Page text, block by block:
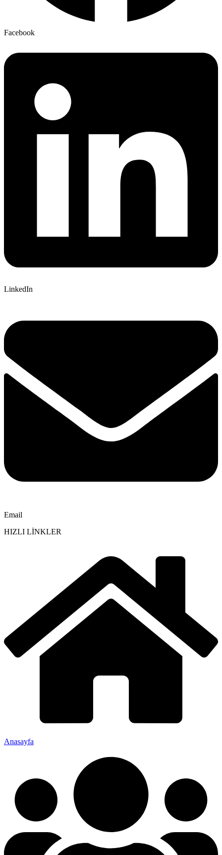
Facebook
LinkedIn
Email
HIZLI LİNKLER
Anasayfa